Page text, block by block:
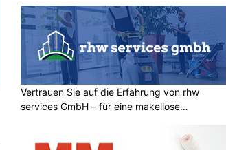
Vertrauen Sie auf die Erfahrung von rhw
services GmbH – für eine makellose